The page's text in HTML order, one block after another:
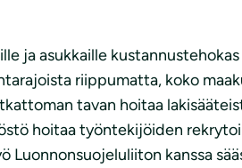
ja asukkaille
riippumatta, koko
tavan hoitaa
hoitaa työntekijöiden
kanssa